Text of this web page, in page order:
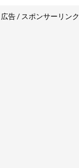
広告 / スポンサーリンク